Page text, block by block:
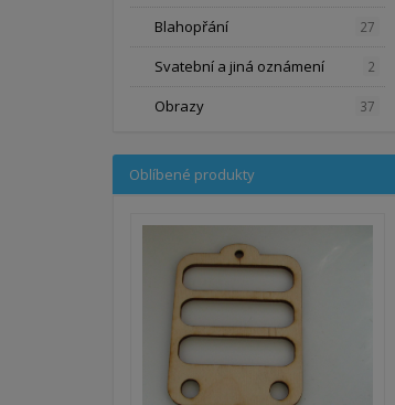
Blahopřání 27
Svatební a jiná oznámení 2
Obrazy 37
Oblíbené produkty